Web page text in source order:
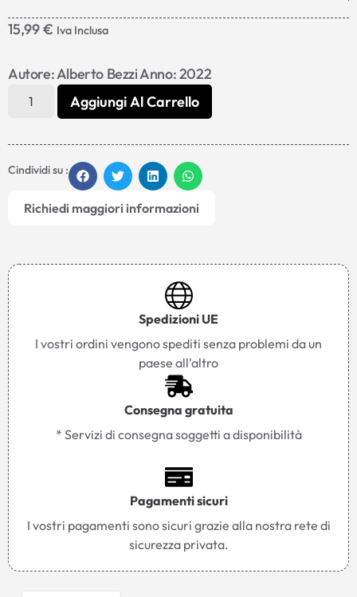
15,99€ Iva Inclusa
Autore: Alberto Bezzi Anno: 2022
Aggiungi Al Carrello
Cindividi su :
Richiedi maggiori informazioni
Spedizioni UE
I vostri ordini vengono spediti senza problemi da un
paese all'altro
Consegna gratuita
* Servizi di consegna soggetti a disponibilità
Pagamenti sicuri
I vostri pagamenti sono sicuri grazie alla nostra rete di
sicurezza privata.